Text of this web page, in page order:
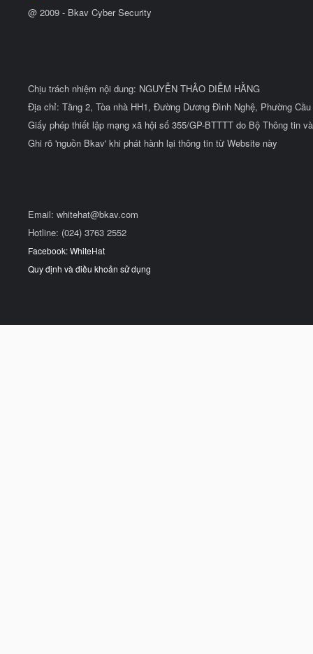
@ 2009 - Bkav Cyber Security
Chịu trách nhiệm nội dung: NGUYỄN THẢO DIỄM HẰNG
Địa chỉ: Tầng 2, Tòa nhà HH1, Đường Dương Đình Nghệ, Phường
Giấy phép thiết lập mạng xã hội số 355/GP-BTTTT do Bộ Thông tin
Ghi rõ 'nguồn Bkav' khi phát hành lại thông tin từ Website này
Email: whitehat@bkav.com
Hotline: (024) 3763 2552
Facebook: WhiteHat
Quy định và điều khoản sử dụng